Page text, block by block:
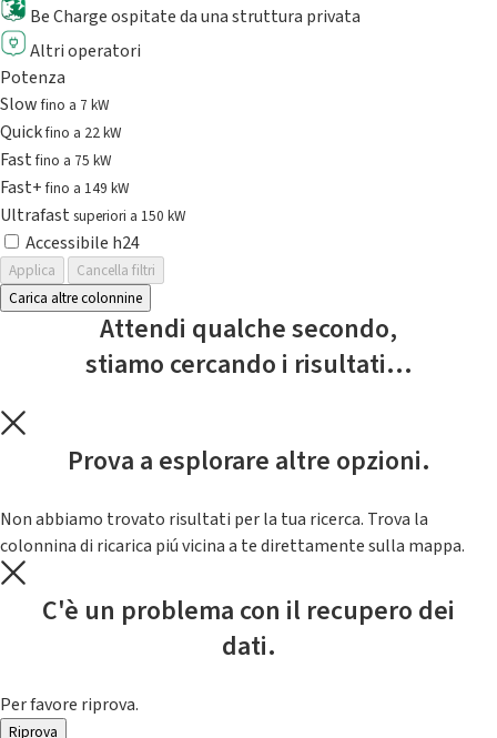
Be Charge ospitate da una struttura privata
Altri operatori
Potenza
Slowfino a 7 kW
Quickfino a 22 kW
Fastfino a 75 kW
Fast+fino a 149 kW
Ultrafast superiori a 150 kW
Accessibile h24
Applica
Cancella filtri
Carica altre colonnine
Attendi qualche secondo,
stiamo cercando i risultati...
Prova a esplorare altre opzioni.
Non abbiamo trovato risultati per la tua ricerca. Trova la
colonnina di ricarica piú vicina a te direttamente sulla mappa.
C'è un problema con il recupero dei
dati.
Per favore riprova.
Riprova